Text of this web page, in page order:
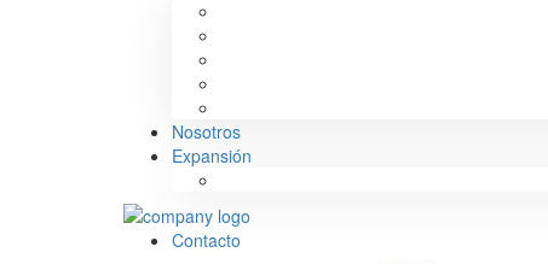
Nosotros
Expansión
Contacto